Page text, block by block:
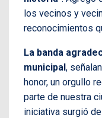
los vecinos y
reconocimientos
La banda
municipal,
honor, un orgullo
parte de nuestra
iniciativa surgió